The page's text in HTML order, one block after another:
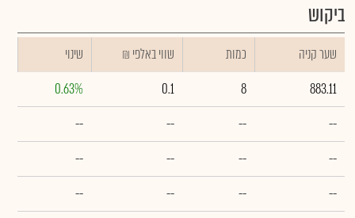
ביקוש
שער קניה כמות ₪ שווי באלפי
שינוי
883.11
8
0.1
0.63%
--
--
--
--
--
--
--
--
--
--
--
--